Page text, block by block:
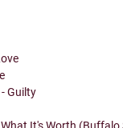
Guilty
It's Worth (Buffalo